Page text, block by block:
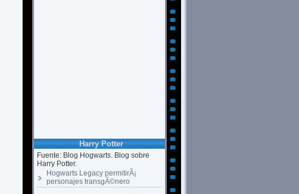
Harry Potter
Fuente: Blog Hogwarts. Blog sobre
Harry Potter.
Hogwarts Legacy permitirÃ¡
personajes transgÃ©nero